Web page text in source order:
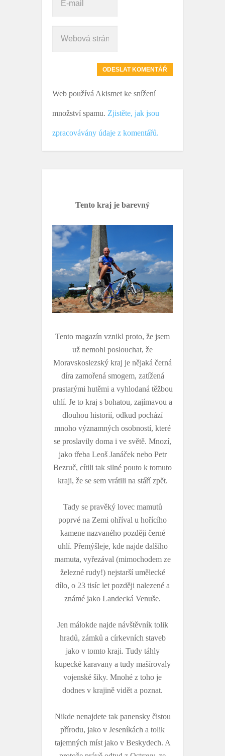
Web používá Akismet ke snížení
množství spamu. Zjistěte, jak jsou
zpracovávány údaje z komentářů.
Tento kraj je barevný
Tento magazín vznikl proto, že jsem
už nemohl poslouchat, že
Moravskoslezský kraj je nějaká černá
díra zamořená smogem, zatížená
prastarými hutěmi a vyhlodaná těžbou
uhlí. Je to kraj s bohatou, zajímavou a
dlouhou historií, odkud pochází
mnoho významných osobností, které
se proslavily doma i ve světě. Mnozí,
jako třeba Leoš Janáček nebo Petr
Bezruč, cítili tak silné pouto k tomuto
kraji, že se sem vrátili na stáří zpět.
Tady se pravěký lovec mamutů
poprvé na Zemi ohříval u hořícího
kamene nazvaného později černé
uhlí. Přemýšleje, kde najde dalšího
mamuta, vyřezával (mimochodem ze
železné rudy!) nejstarší umělecké
dílo, o 23 tisíc let později nalezené a
známé jako Landecká Venuše.
Jen málokde najde návštěvník tolik
hradů, zámků a církevních staveb
jako v tomto kraji. Tudy táhly
kupecké karavany a tudy mašírovaly
vojenské šiky. Mnohé z toho je
dodnes v krajině vidět a poznat.
Nikde nenajdete tak panensky čistou
přírodu, jako v Jeseníkách a tolik
tajemných míst jako v Beskydech. A